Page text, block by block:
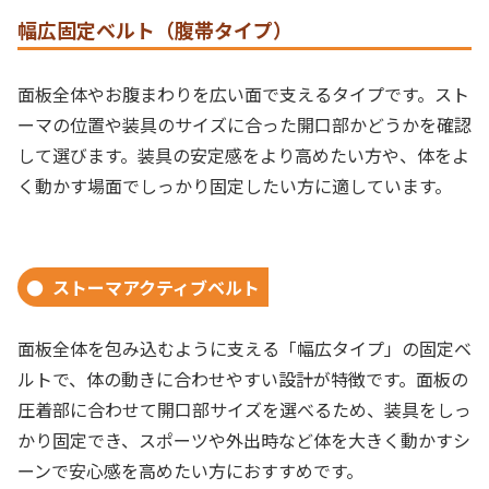
幅広固定ベルト（腹帯タイプ）
面板全体やお腹まわりを広い面で支えるタイプです。スト
ーマの位置や装具のサイズに合った開口部かどうかを確認
して選びます。装具の安定感をより高めたい方や、体をよ
く動かす場面でしっかり固定したい方に適しています。
ストーマアクティブベルト
面板全体を包み込むように支える「幅広タイプ」の固定ベ
ルトで、体の動きに合わせやすい設計が特徴です。面板の
圧着部に合わせて開口部サイズを選べるため、装具をしっ
かり固定でき、スポーツや外出時など体を大きく動かすシ
ーンで安心感を高めたい方におすすめです。